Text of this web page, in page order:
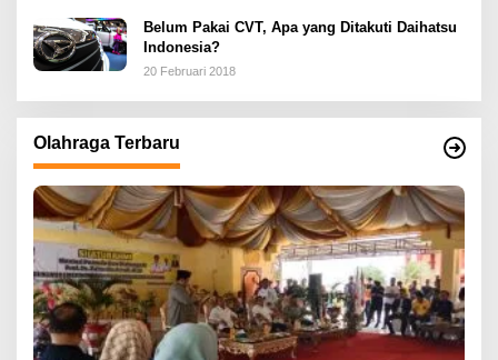
Belum Pakai CVT, Apa yang Ditakuti Daihatsu
Indonesia?
20 Februari 2018
Olahraga Terbaru